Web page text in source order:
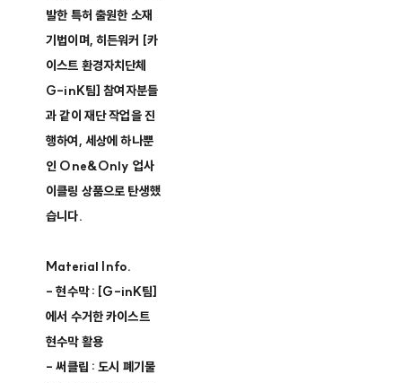
발한 특허 출원한 소재
기법이며, 히든워커 [카
이스트 환경자치단체
G-inK팀] 참여자분들
과 같이 재단 작업을 진
행하여, 세상에 하나뿐
인 One&Only 업사
이클링 상품으로 탄생했
습니다.
Material Info.
- 현수막 : [G-inK팀]
에서 수거한 카이스트
현수막 활용
- 써클립 : 도시 폐기물